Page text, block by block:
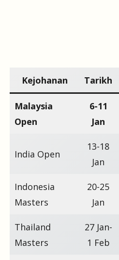
Kejohanan Tarikh
Malaysia
Open
6-11
Jan
India Open
13-18
Jan
Indonesia
Masters
20-25
Jan
Thailand
Masters
27 Jan-
1 Feb